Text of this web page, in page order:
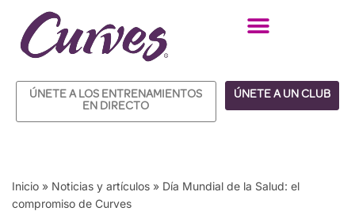
Saltar
contenido
ÚNETE A LOS ENTRENAMIENTOS
EN DIRECTO
ÚNETE A UN CLUB
Inicio » Noticias y artículos » Día Mundial de la Salud: el
compromiso de Curves